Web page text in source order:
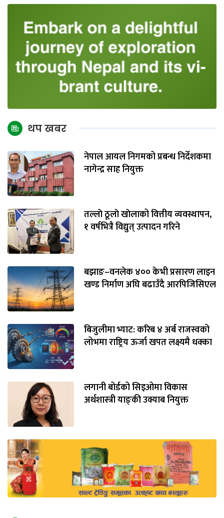
थप खबर
नेपाल आयल निगमको प्रबन्ध निर्देशकमा
नागेन्द्र साह नियुक्त
तल्लाे ठूलाे खाेलाको वित्तीय व्यवस्थापन,
१ वर्षभित्रै विद्युत् उत्पादन गरिने
बझाङ–वनलेक ४०० केभी प्रसारण लाइन
खण्ड निर्माण अघि बढाउँदै आरपिजिसिएल
बिजुलीमा भ्याट: करिब ४ अर्ब राजस्वको
लोभमा राष्ट्रिय ऊर्जा खपत लक्ष्यमै धक्का
लगानी बोर्डको सिइओमा विकास
अर्थशास्त्री याङ्‌की उक्याब नियुक्त